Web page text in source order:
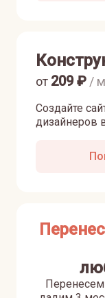
Создайте
дизайнеров
от 209₽ /
Перенесем